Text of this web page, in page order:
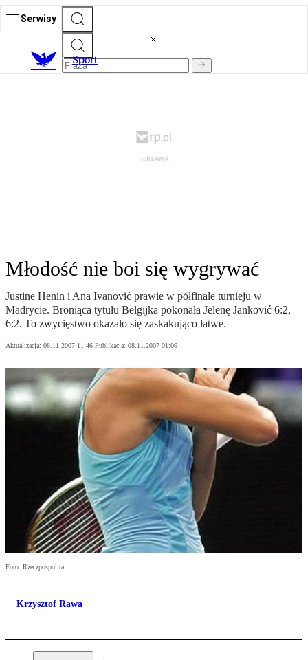
Serwisy
Sport
Młodość nie boi się wygrywać
Justine Henin i Ana Ivanović prawie w półfinale turnieju w
Madrycie. Broniąca tytułu Belgijka pokonała Jelenę Janković 6:2,
6:2. To zwycięstwo okazało się zaskakująco łatwe.
Aktualizacja: 08.11.2007 11:46 Publikacja: 08.11.2007 01:06
Foto: Rzeczpospolita
Krzysztof Rawa